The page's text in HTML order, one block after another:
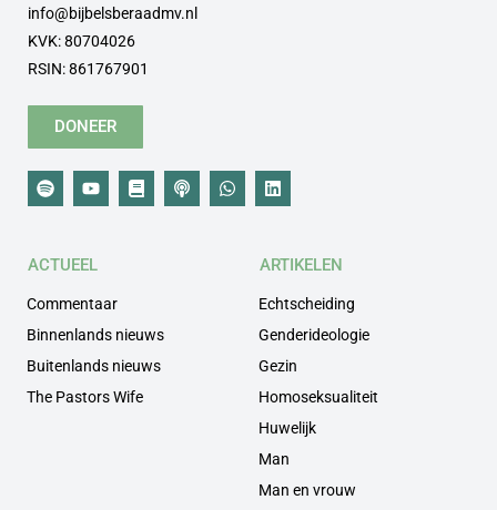
info@bijbelsberaadmv.nl
KVK: 80704026
RSIN: 861767901
DONEER
ACTUEEL
Commentaar
Binnenlands nieuws
Buitenlands nieuws
The Pastors Wife
ARTIKELEN
Echtscheiding
Genderideologie
Gezin
Homoseksualiteit
Huwelijk
Man
Man en vrouw